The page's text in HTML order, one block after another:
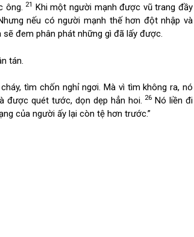
ông. 21 Khi một người mạnh được vũ trang đầy
nếu có người mạnh thế hơn đột nhập và
đem phân phát những gì đã lấy được.
tán.
tìm chốn nghỉ ngơi. Mà vì tìm không ra, nó
được quét tước, dọn dẹp hẳn hoi. 26 Nó liền đi
của người ấy lại còn tệ hơn trước.”